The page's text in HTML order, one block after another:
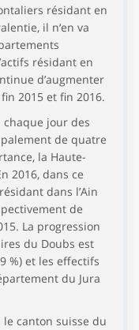
résidant en
il n‘en va
résidant en
d’augmenter
2015 et fin 2016.
chaque jour des
de quatre
la Haute-
2016, dans ce
dans l’Ain
de
La progression
du Doubs est
%) et les effectifs
du Jura
canton suisse du